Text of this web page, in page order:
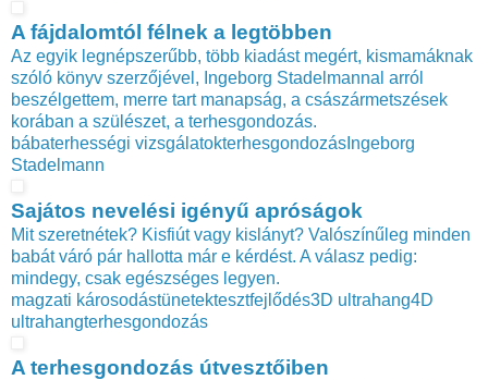
A fájdalomtól félnek a legtöbben
Az egyik legnépszerűbb, több kiadást megért, kismamáknak
szóló könyv szerzőjével, Ingeborg Stadelmannal arról
beszélgettem, merre tart manapság, a császármetszések
korában a szülészet, a terhesgondozás.
bábaterhességi vizsgálatokterhesgondozás Ingeborg
Stadelmann
Sajátos nevelési igényű apróságok
Mit szeretnétek? Kisfiút vagy kislányt? Valószínűleg minden
babát váró pár hallotta már e kérdést. A válasz pedig:
mindegy, csak egészséges legyen.
magzati károsodástünetektesztfejlődés3D ultrahang4D
ultrahangterhesgondozás
A terhesgondozás útvesztőiben